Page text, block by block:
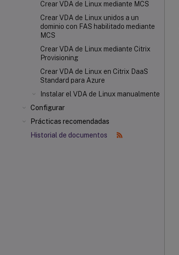
Crear VDA de Linux mediante MCS
Crear VDA de Linux unidos a un
dominio con FAS habilitado mediante
MCS
Crear VDA de Linux mediante Citrix
Provisioning
Crear VDA de Linux en Citrix DaaS
Standard para Azure
Instalar el VDA de Linux manualmente
Configurar
Prácticas recomendadas
Historial de documentos